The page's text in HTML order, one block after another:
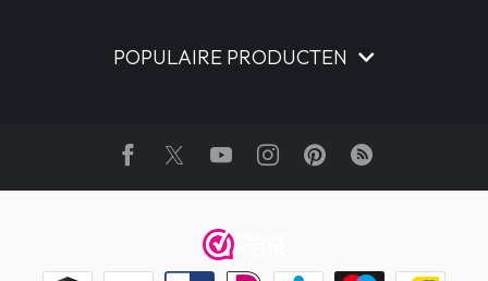
POPULAIRE PRODUCTEN